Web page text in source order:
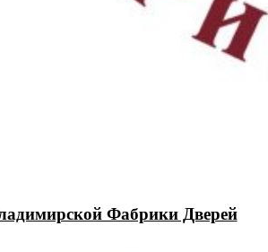
Фабрики Дверей